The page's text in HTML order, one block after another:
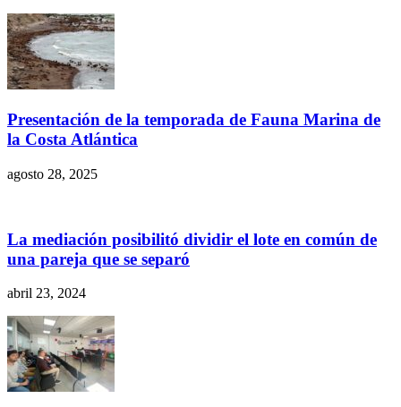
Presentación de la temporada de Fauna Marina de
la Costa Atlántica
agosto 28, 2025
La mediación posibilitó dividir el lote en común de
una pareja que se separó
abril 23, 2024